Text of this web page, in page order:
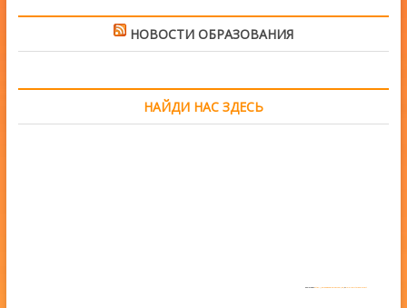
НОВОСТИ ОБРАЗОВАНИЯ
НАЙДИ НАС ЗДЕСЬ